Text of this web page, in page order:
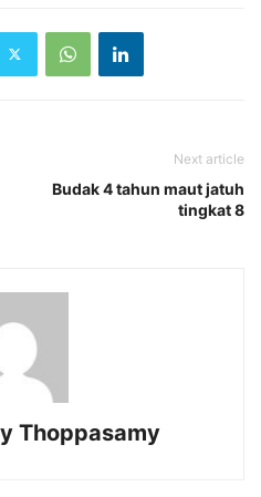
Next article
Budak 4 tahun maut jatuh
tingkat 8
Thoppasamy